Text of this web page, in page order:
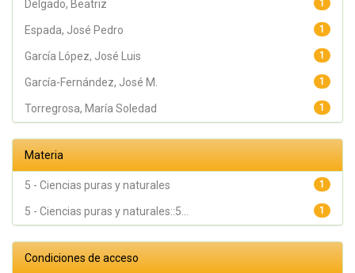
1
Delgado, Beatriz
1
Espada, José Pedro
1
García López, José Luis
1
García-Fernández, José M.
1
Torregrosa, María Soledad
Materia
1
5 - Ciencias puras y naturales
1
5 - Ciencias puras y naturales::5...
Condiciones de acceso